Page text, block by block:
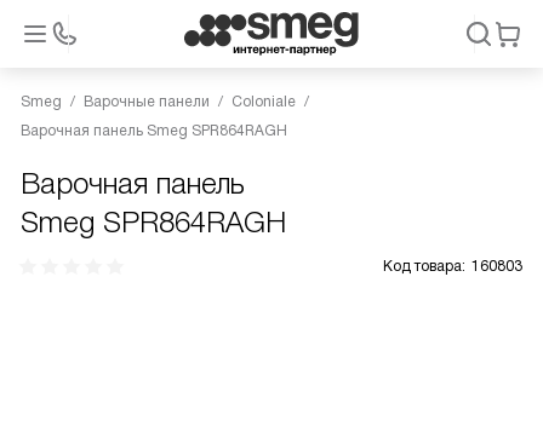
Smeg Варочные панели
Coloniale
Варочная панель Smeg SPR864RAGH
Варочная панель
Smeg SPR864RAGH
Код товара: 160803